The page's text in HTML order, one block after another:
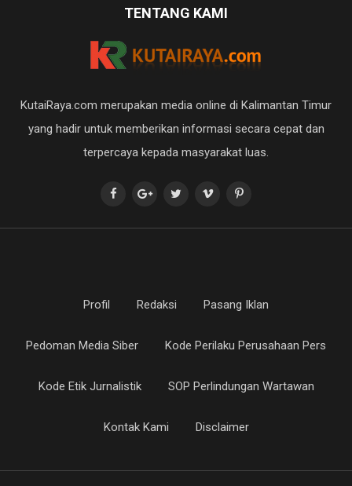
TENTANG KAMI
KutaiRaya.com merupakan media online di Kalimantan Timur
yang hadir untuk memberikan informasi secara cepat dan
terpercaya kepada masyarakat luas.
Profil Redaksi Pasang Iklan
Pedoman Media Siber Kode Perilaku Perusahaan Pers
Kode Etik Jurnalistik SOP Perlindungan Wartawan
Kontak Kami Disclaimer